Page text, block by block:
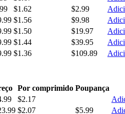
$1.62 $2.99
$1.56 $9.98
$1.50 $19.97
$1.44 $39.95
$1.36 $109.89
Por comprimido Poupança
$2.17
$2.07 $5.99